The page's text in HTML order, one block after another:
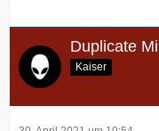
Duplicate
Kaiser